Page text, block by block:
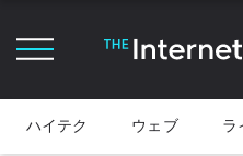
ハイテク ウェブ ラ